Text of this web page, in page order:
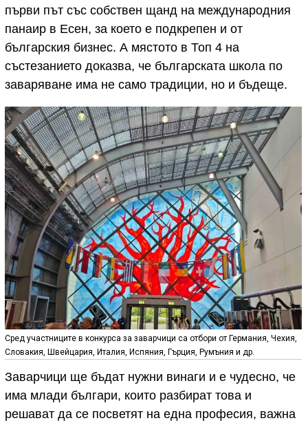
първи път със собствен щанд на международния
панаир в Есен, за което е подкрепен и от
българския бизнес. А мястото в Топ 4 на
състезанието доказва, че българската школа по
заваряване има не само традиции, но и бъдеще.
Сред участниците в конкурса за заварчици са отбори от Германия, Чехия,
Словакия, Швейцария, Италия, Испяния, Гърция, Румъния и др.
Заварчици ще бъдат нужни винаги и е чудесно, че
има млади българи, които разбират това и
решават да се посветят на една професия, важна